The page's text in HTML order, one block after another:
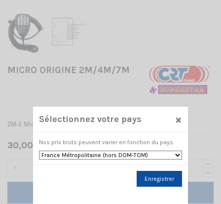
MICRO ORIGINE 2M/4M/7M
2M-1 Micro DTMF de rechange pour CRT 2M
30,00 € TTC
Sélectionnez votre pays ×
Nos prix bruts peuvent varier en fonction du pays.
Enregistrer